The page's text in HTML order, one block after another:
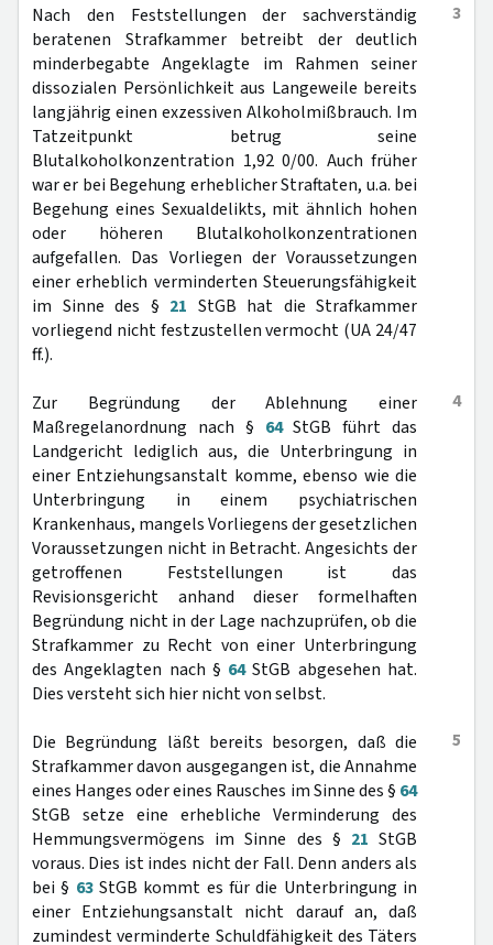
3
Nach den Feststellungen der sachverständig
beratenen Strafkammer betreibt der deutlich
minderbegabte Angeklagte im Rahmen seiner
dissozialen Persönlichkeit aus Langeweile bereits
langjährig einen exzessiven Alkoholmißbrauch. Im
Tatzeitpunkt betrug seine
Blutalkoholkonzentration 1,92 0/00. Auch früher
war er bei Begehung erheblicher Straftaten, u.a. bei
Begehung eines Sexualdelikts, mit ähnlich hohen
oder höheren Blutalkoholkonzentrationen
aufgefallen. Das Vorliegen der Voraussetzungen
einer erheblich verminderten Steuerungsfähigkeit
im Sinne des § 21 StGB hat die Strafkammer
vorliegend nicht festzustellen vermocht (UA 24/47
ff.).
4
Zur Begründung der Ablehnung einer
Maßregelanordnung nach § 64StGB führt das
Landgericht lediglich aus, die Unterbringung in
einer Entziehungsanstalt komme, ebenso wie die
Unterbringung in einem psychiatrischen
Krankenhaus, mangels Vorliegens der gesetzlichen
Voraussetzungen nicht in Betracht. Angesichts der
getroffenen Feststellungen ist das
Revisionsgericht anhand dieser formelhaften
Begründung nicht in der Lage nachzuprüfen, ob die
Strafkammer zu Recht von einer Unterbringung
des Angeklagten nach § 64StGB abgesehen hat.
Dies versteht sich hier nicht von selbst.
5
Die Begründung läßt bereits besorgen, daß die
Strafkammer davon ausgegangen ist, die Annahme
eines Hanges oder eines Rausches im Sinne des § 64
StGB setze eine erhebliche Verminderung des
Hemmungsvermögens im Sinne des § 21 StGB
voraus. Dies ist indes nicht der Fall. Denn anders als
bei § 63StGB kommt es für die Unterbringung in
einer Entziehungsanstalt nicht darauf an, daß
zumindest verminderte Schuldfähigkeit des Täters